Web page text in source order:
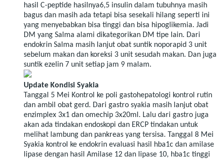
hasil C-peptide hasilnya6,5 insulin dalam tubuhnya masih
bagus dan masih ada tetapi bisa sesekali hilang seperti ini
yang menyebabkan bisa tinggi dan bisa hipoglikemia. Jadi
DM yang Salma alami dikategorikan DM tipe lain. Dari
endokrin Salma masih lanjut obat suntik noporapid 3 unit
sebelum makan dan koreksi 3 unit sesudah makan. Dan juga
suntik ezelin 7 unit setiap jam 9 malam.
Update Kondisi Syakia
Tanggal 5 Mei Kontrol ke poli gastohepatologi kontrol rutin
dan ambil obat gerd. Dari gastro syakia masih lanjut obat
enzimplex 3x1 dan omechip 3x20ml. Lalu dari gastro juga
akan ada tindakan endoskopi dan ERCP tindakan untuk
melihat lambung dan pankreas yang tersisa. Tanggal 8 Mei
Syakia kontrol ke endokrin evaluasi hasil hba1c dan amilase
lipase dengan hasil Amilase 12 dan lipase 10, hba1c tinggi